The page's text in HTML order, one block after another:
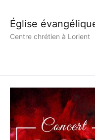
Église
Centre chrétien à Lorient